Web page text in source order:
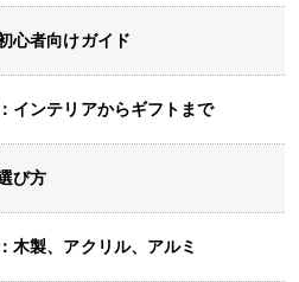
心者向けガイド
インテリアからギフトまで
び方
木製、アクリル、アルミ